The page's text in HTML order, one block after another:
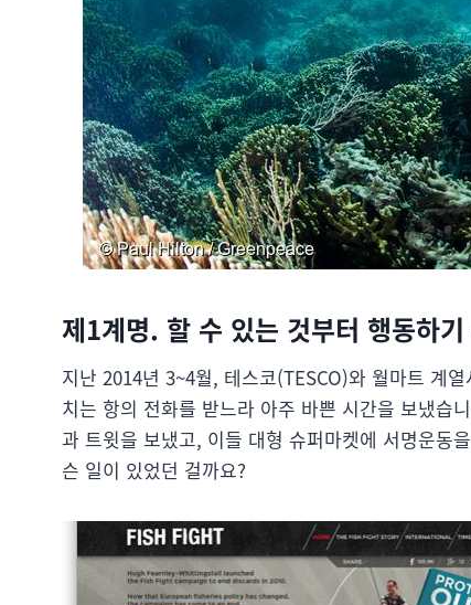
제1계명. 할 수 있는 것부터 행동하
지난 2014년 3~4월, 테스코(TESCO)와 월마트 계
치는 항의 전화를 받느라 아주 바쁜 시간을 보냈습
과 트윗을 보냈고, 이들 대형 슈퍼마켓에 서명운동
슨 일이 있었던 걸까요?